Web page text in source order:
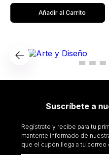
Añadir al Carrito
Suscríbete a
Regístrate y recibe para tu
mantente informado de
que el cupón llega a tu correo